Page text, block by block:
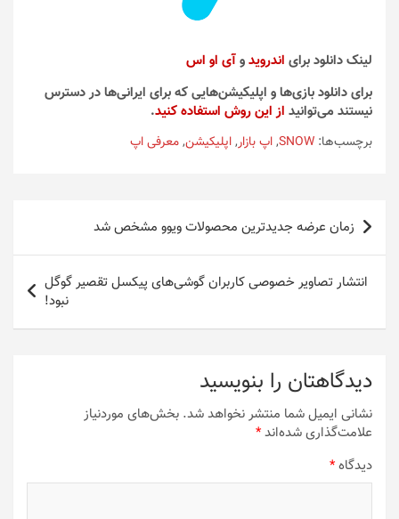
لینک دانلود برای اندرویدوآی او اس
برای دانلود بازی‌ها و اپلیکیشن‌هایی که برای ایرانی‌ها در دسترس
نیستند می‌توانید از این روش استفاده کنید.
برچسب‌ها: SNOW
,اپ بازار,اپلیکیشن,معرفی اپ
راهبری
نوشته
زمان عرضه جدیدترین محصولات ویوو مشخص شد
انتشار تصاویر خصوصی کاربران گوشی‌های پیکسل تقصیر گوگل
نبود!
دیدگاهتان را بنویسید
نشانی ایمیل شما منتشر نخواهد شد. بخش‌های موردنیاز
علامت‌گذاری شده‌اند*
دیدگاه*